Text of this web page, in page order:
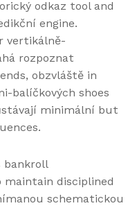
odkaz tool and
engine.
vertikálně-
rozpoznat
obzvláště in
balíčkových shoes
minimální but
bankroll
disciplined
schematickou